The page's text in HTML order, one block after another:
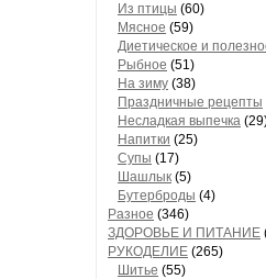
Из птицы (60)
Мясное (59)
Диетическое и
Рыбное (51)
На зиму (38)
Праздничные рецепты
Несладкая выпечка
Напитки (25)
Супы (17)
Шашлык (5)
Бутерброды (4)
Разное (346)
ЗДОРОВЬЕ И ПИТАНИЕ
РУКОДЕЛИЕ (265)
Шитье (55)